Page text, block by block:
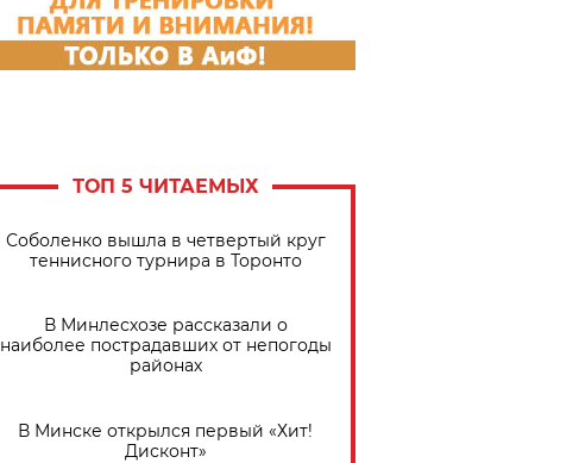
ТОП 5 ЧИТАЕМЫХ
Соболенко вышла в четвертый круг
теннисного турнира в Торонто
В Минлесхозе рассказали о
наиболее пострадавших от непогоды
районах
В Минске открылся первый «Хит!
Дисконт»